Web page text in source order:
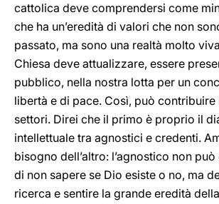
cattolica deve comprendersi come
che ha un’eredità di valori che non
passato, ma sono una realtà molto
Chiesa deve attualizzare, essere
pubblico, nella nostra lotta per un
libertà e di pace. Così, può contribuire
settori. Direi che il primo è proprio il
intellettuale tra agnostici e credenti.
bisogno dell’altro: l’agnostico non
di non sapere se Dio esiste o no, ma
ricerca e sentire la grande eredità